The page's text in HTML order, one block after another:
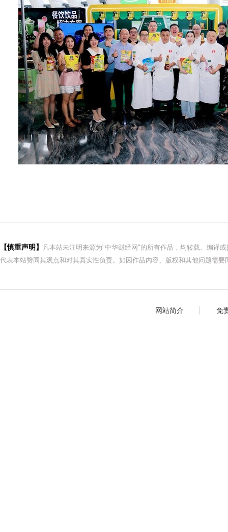
【慎重声明】
凡本站未注明来源为"中华财经网"的所有作品，均转载、编译
代表本站赞同其观点和对其真实性负责。如因作品内容、版权和其他问题需
网站简介 免